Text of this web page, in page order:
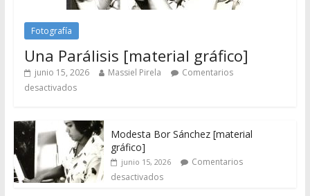
Fotografía
Una Parálisis [material gráfico]
junio 15, 2026 Massiel Pirela
Comentarios
desactivados
Modesta Bor Sánchez [material
gráfico]
junio 15, 2026
Comentarios
desactivados